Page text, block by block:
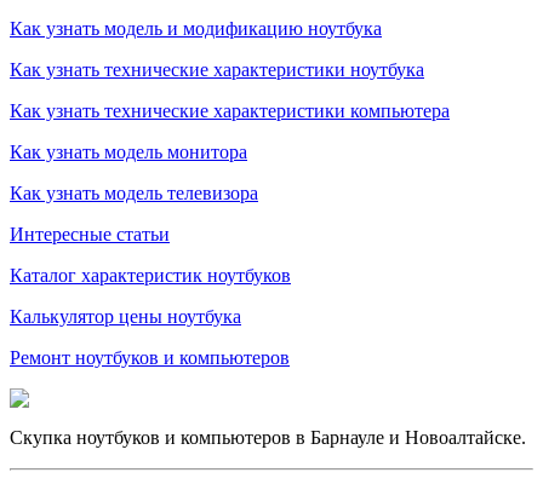
Как узнать модель и модификацию ноутбука
Как узнать технические характеристики ноутбука
Как узнать технические характеристики компьютера
Как узнать модель монитора
Как узнать модель телевизора
Интересные статьи
Каталог характеристик ноутбуков
Калькулятор цены ноутбука
Ремонт ноутбуков и компьютеров
Скупка ноутбуков и компьютеров в Барнауле и Новоалтайске.